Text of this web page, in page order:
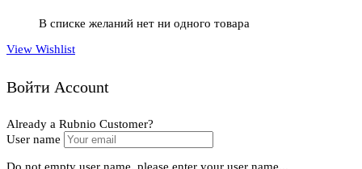
В списке желаний нет ни одного товара
View Wishlist
Войти Account
Already a Rubnio Customer?
User name